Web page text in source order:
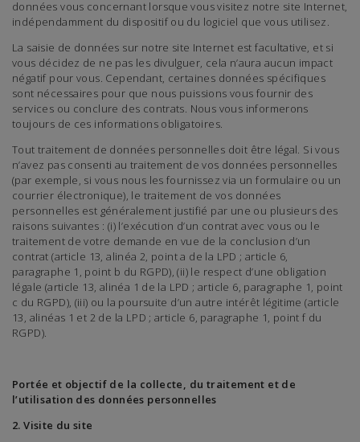
données vous concernant lorsque vous visitez notre site Internet,
indépendamment du dispositif ou du logiciel que vous utilisez.
La saisie de données sur notre site Internet est facultative, et si
vous décidez de ne pas les divulguer, cela n’aura aucun impact
négatif pour vous. Cependant, certaines données spécifiques
sont nécessaires pour que nous puissions vous fournir des
services ou conclure des contrats. Nous vous informerons
toujours de ces informations obligatoires.
Tout traitement de données personnelles doit être légal. Si vous
n’avez pas consenti au traitement de vos données personnelles
(par exemple, si vous nous les fournissez via un formulaire ou un
courrier électronique), le traitement de vos données
personnelles est généralement justifié par une ou plusieurs des
raisons suivantes : (i) l’exécution d’un contrat avec vous ou le
traitement de votre demande en vue de la conclusion d’un
contrat (article 13, alinéa 2, point a de la LPD ; article 6,
paragraphe 1, point b du RGPD), (ii) le respect d’une obligation
légale (article 13, alinéa 1 de la LPD ; article 6, paragraphe 1, point
c du RGPD), (iii) ou la poursuite d’un autre intérêt légitime (article
13, alinéas 1 et 2 de la LPD ; article 6, paragraphe 1, point f du
RGPD).
Portée et objectif de la collecte, du traitement et de
l’utilisation des données personnelles
2. Visite du site